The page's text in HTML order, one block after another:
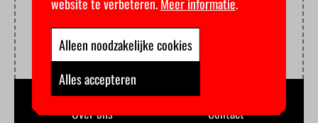
Over ons Contact
Alleen noodzakelijke cookies
Alles accepteren